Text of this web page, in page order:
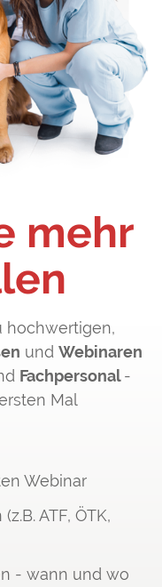
mehr
hochwertigen,
und Webinaren
Fachpersonal-
Mal
Webinar
ATF, ÖTK,
- wann und wo